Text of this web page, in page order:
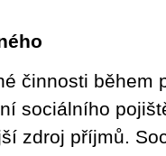
činnosti během
sociálního
zdroj příjmů.